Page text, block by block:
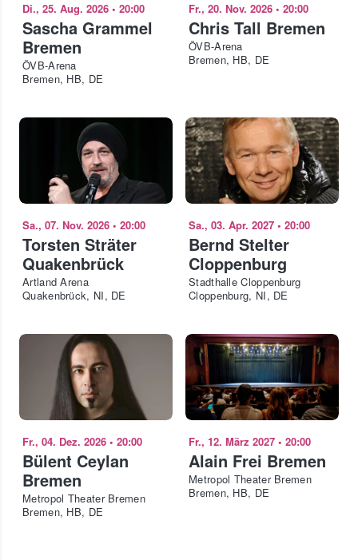
Di., 25. Aug. 2026 • 20:00
Sascha Grammel
Bremen
ÖVB-Arena
Bremen, HB, DE
Fr., 20. Nov. 2026 • 20:00
Chris Tall Bremen
ÖVB-Arena
Bremen, HB, DE
Sa., 07. Nov. 2026 • 20:00
Torsten Sträter
Quakenbrück
Artland Arena
Quakenbrück, NI, DE
Sa., 03. Apr. 2027 • 20:00
Bernd Stelter
Cloppenburg
Stadthalle Cloppenburg
Cloppenburg, NI, DE
Fr., 04. Dez. 2026 • 20:00
Bülent Ceylan
Bremen
Metropol Theater Bremen
Bremen, HB, DE
Fr., 12. März 2027 • 20:00
Alain Frei Bremen
Metropol Theater Bremen
Bremen, HB, DE